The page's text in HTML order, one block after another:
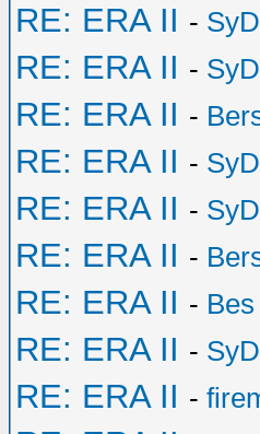
RE: ERA II -
RE: ERA II -
RE: ERA II -
RE: ERA II -
RE: ERA II -
RE: ERA II -
RE: ERA II - Bes
RE: ERA II -
RE: ERA II -